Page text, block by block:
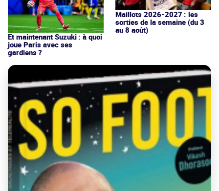
Et maintenant Suzuki : à quoi
joue Paris avec ses
gardiens ?
Maillots 2026-2027 : les
sorties de la semaine (du 3
au 8 août)